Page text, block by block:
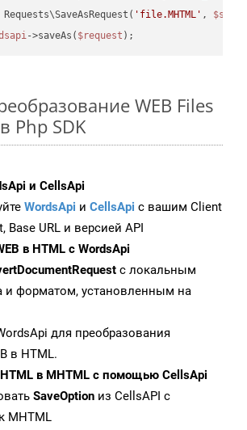
Requests\SaveAsRequest( 'file.MHTML' ,
->saveAs( $request
WEB Files
Php SDK
и CellsApi
WordsApi и CellsApi с вашим Client
Base URL и версией API
в HTML с WordsApi
с локальным
и форматом, установленным на
для преобразования
в HTML.
в MHTML с помощью CellsApi
SaveOption из CellsAPI с
MHTML